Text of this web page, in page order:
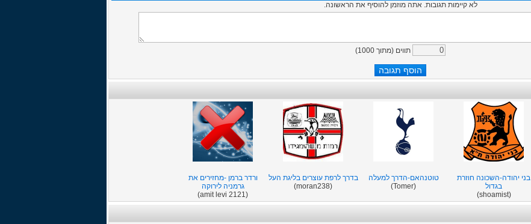
לא קיימות תגובות. אתה מוזמן להוסיף את הראשונה.
תווים (מתוך 1000
)
בני יהודה-השכונה חוזרת
בגדול
(shoamist)
טוטנהאם-הדרך למעלה
(Tomer)
בדרך לרפת עוצרים בליגת העל
(moran238)
ורדר ברמן -מחזירים את
גרמניה לירוקה
(amit levi 2121)